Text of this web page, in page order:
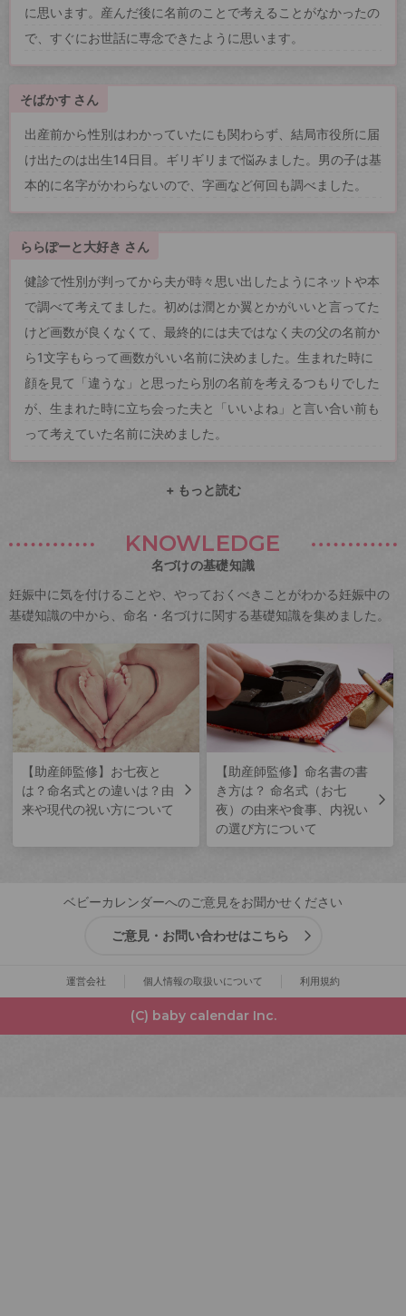
に思います。産んだ後に名前のことで考えることがなかったの
で、すぐにお世話に専念できたように思います。
そばかす さん
出産前から性別はわかっていたにも関わらず、結局市役所に届
け出たのは出生14日目。ギリギリまで悩みました。男の子は基
本的に名字がかわらないので、字画など何回も調べました。
ららぽーと大好き さん
健診で性別が判ってから夫が時々思い出したようにネットや本
で調べて考えてました。初めは潤とか翼とかがいいと言ってた
けど画数が良くなくて、最終的には夫ではなく夫の父の名前か
ら1文字もらって画数がいい名前に決めました。生まれた時に
顔を見て「違うな」と思ったら別の名前を考えるつもりでした
が、生まれた時に立ち会った夫と「いいよね」と言い合い前も
って考えていた名前に決めました。
+ もっと読む
KNOWLEDGE
名づけの基礎知識
妊娠中に気を付けることや、やっておくべきことがわかる妊娠中の
基礎知識の中から、命名・名づけに関する基礎知識を集めました。
【助産師監修】お七夜と
は？命名式との違いは？由
来や現代の祝い方について
【助産師監修】命名書の書
き方は？ 命名式（お七
夜）の由来や食事、内祝い
の選び方について
ベビーカレンダーへのご意見をお聞かせください
ご意見・お問い合わせはこちら
運営会社 個人情報の取扱いについて 利用規約
(C) baby calendar Inc.